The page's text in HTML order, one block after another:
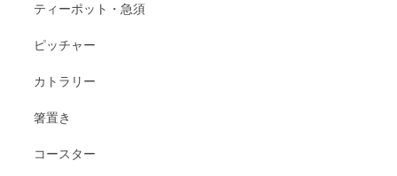
ティーポット・急須
ピッチャー
カトラリー
箸置き
コースター